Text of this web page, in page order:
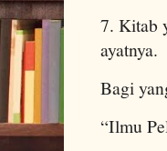
7. Kitab
ayatnya.
Bagi
“Ilmu